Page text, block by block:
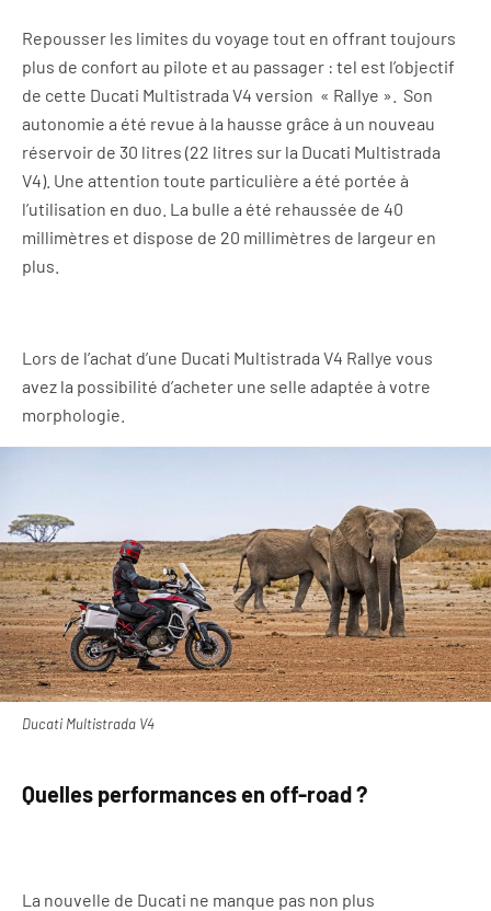
Repousser les limites du voyage tout en offrant toujours
plus de confort au pilote et au passager : tel est l’objectif
de cette Ducati Multistrada V4 version « Rallye ». Son
autonomie a été revue à la hausse grâce à un nouveau
réservoir de 30 litres (22 litres sur la Ducati Multistrada
V4). Une attention toute particulière a été portée à
l’utilisation en duo. La bulle a été rehaussée de 40
millimètres et dispose de 20 millimètres de largeur en
plus.
Lors de l’achat d’une Ducati Multistrada V4 Rallye vous
avez la possibilité d’acheter une selle adaptée à votre
morphologie.
Ducati Multistrada V4
Quelles performances en off-road ?
La nouvelle de Ducati ne manque pas non plus